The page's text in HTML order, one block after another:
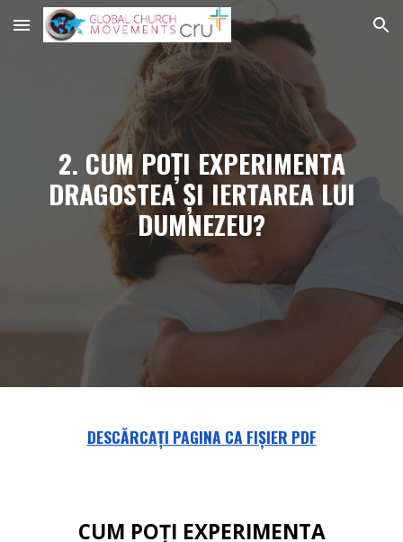
Skip to main content Skip to navigation
2. CUM POȚI EXPERIMENTA
DRAGOSTEA ȘI IERTAREA LUI
DUMNEZEU?
DESCĂRCAȚI PAGINA CA FIȘIER PDF
CUM POȚI EXPERIMENTA